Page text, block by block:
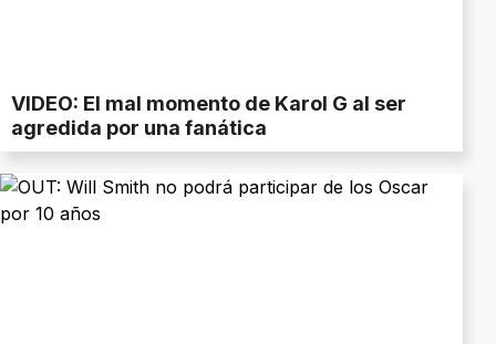
VIDEO: El mal momento de Karol G al ser
agredida por una fanática